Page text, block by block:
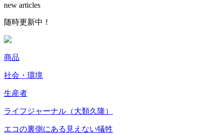
new articles
随時更新中！
商品
社会・環境
生産者
ライフジャーナル（大類久隆）
エコの裏側にある見えない犠牲